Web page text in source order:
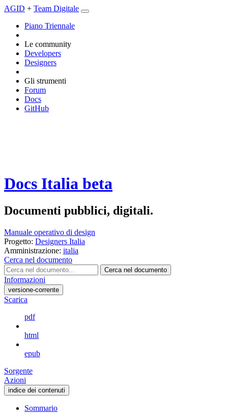
AGID + Team Digitale
Piano Triennale
Le community
Developers
Designers
Gli strumenti
Forum
Docs
GitHub
Docs Italia beta
Documenti pubblici, digitali.
Manuale operativo di design
Progetto: Designers Italia
Amministrazione: italia
Cerca nel documento
Cerca nel documento
Informazioni
versione-corrente
Scarica
pdf
html
epub
Sorgente
Azioni
indice dei contenuti
Sommario